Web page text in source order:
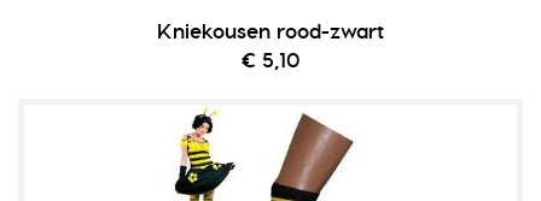
Kniekousen rood-zwart
€ 5,10